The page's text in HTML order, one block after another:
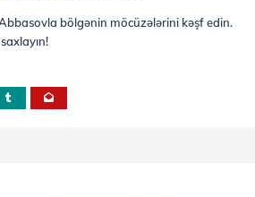
bölgənin möcüzələrini kəşf edin.